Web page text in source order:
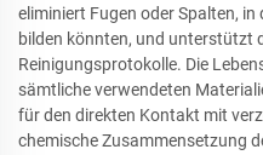
eliminiert Fugen oder Spalten,
bilden könnten, und unterstützt
Reinigungsprotokolle. Die
sämtliche verwendeten
für den direkten Kontakt mit
chemische Zusammensetzung